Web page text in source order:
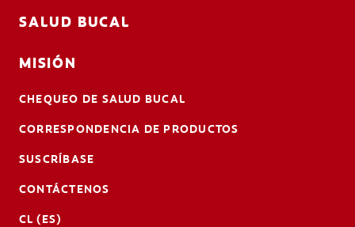
SALUD BUCAL
MISIÓN
CHEQUEO DE SALUD BUCAL
CORRESPONDENCIA DE PRODUCTOS
SUSCRÍBASE
CONTÁCTENOS
CL (ES)